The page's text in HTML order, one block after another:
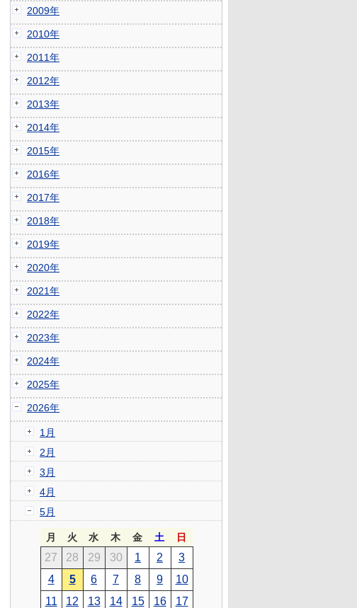
2009年
2010年
2011年
2012年
2013年
2014年
2015年
2016年
2017年
2018年
2019年
2020年
2021年
2022年
2023年
2024年
2025年
2026年
1月
2月
3月
4月
5月
月 火 水 木 金 土 日
27 28 29 30 1 2
3
4
5 6 7 8 9
10
11
12 13 14 15 16
17